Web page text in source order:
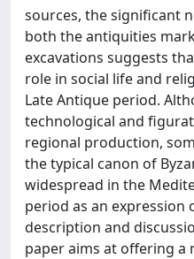
sources, the significant
both the antiquities
excavations suggests
role in social life and
Late Antique period.
technological and
regional production,
the typical canon of
widespread in the
period as an expression
description and
paper aims at offering